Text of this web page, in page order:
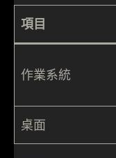
項目
作業系統
桌面